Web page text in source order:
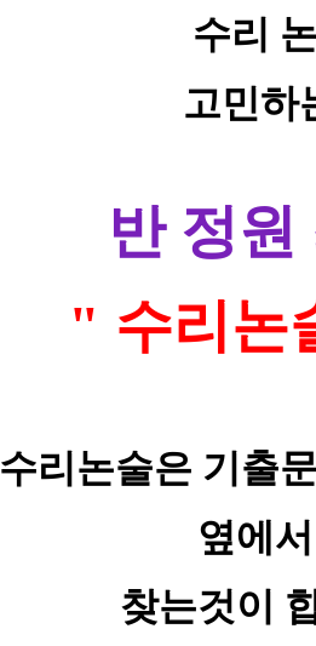
수리
고민하
반 정원
" 수리논
수리논술은 기출
옆에
찾는것이